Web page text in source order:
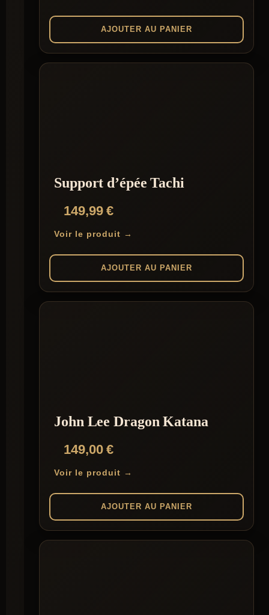
AJOUTER AU PANIER
Support d’épée Tachi
149,99€
Voir le produit →
AJOUTER AU PANIER
John Lee Dragon Katana
149,00€
Voir le produit →
AJOUTER AU PANIER